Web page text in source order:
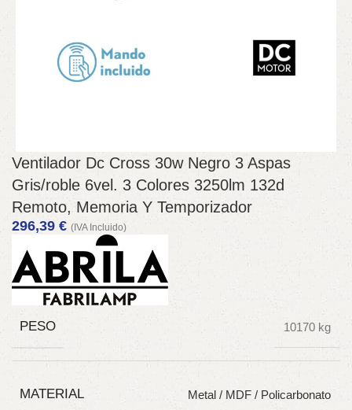
Ventilador Dc Cross 30w Negro 3 Aspas
Gris/roble 6vel. 3 Colores 3250lm 132d
Remoto, Memoria Y Temporizador
296,39 € (IVA Incluido)
PESO 10170 kg
MATERIAL Metal / MDF / Policarbonato